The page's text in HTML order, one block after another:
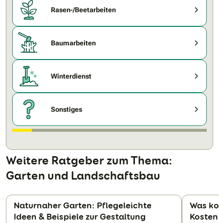
Rasen-/Beetarbeiten
Baumarbeiten
Winterdienst
Sonstiges
Weitere Ratgeber zum Thema:
Garten und Landschaftsbau
Naturnaher Garten: Pflegeleichte
Ideen & Beispiele zur Gestaltung
Was